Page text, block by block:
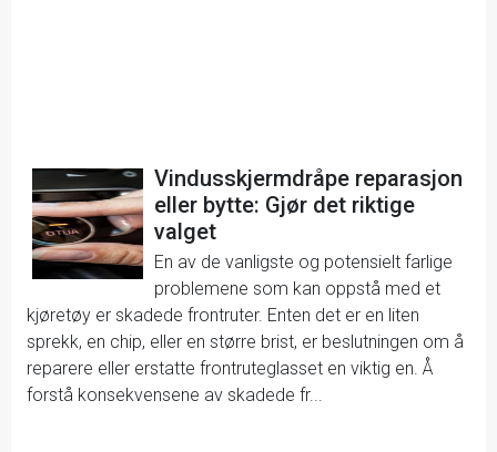
Vindusskjermdråpe reparasjon
eller bytte: Gjør det riktige
valget
En av de vanligste og potensielt farlige
problemene som kan oppstå med et
kjøretøy er skadede frontruter. Enten det er en liten
sprekk, en chip, eller en større brist, er beslutningen om å
reparere eller erstatte frontruteglasset en viktig en. Å
forstå konsekvensene av skadede fr...